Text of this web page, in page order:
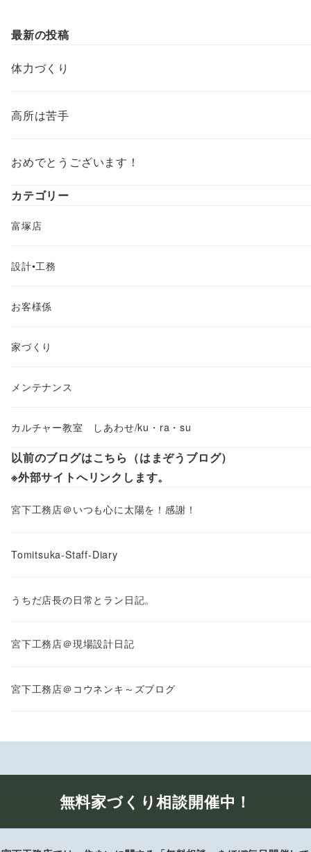
最新の投稿
体力づくり
高所は苦手
おめでとうございます！
カテゴリー
富塚店
設計•工務
お客様係
家づくり
メンテナンス
カルチャー教室 しあわせ/ku・ra・su
以前のブログはこちら（はまぞうブログ）
※外部サイトへリンクします。
宮下工務店＠いつも心に太陽を！感謝！
Tomitsuka-Staff-Diary
うちだ店長の日常とラン日記。
宮下工務店＠現場設計日記
宮下工務店＠コウネンキ～ズブログ
無料家づくり相談開催中！